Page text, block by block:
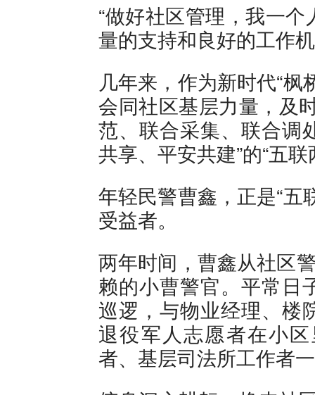
“做好社区管理，我一
量的支持和良好的工作
几年来，作为新时代“
会同社区基层力量，及
范、联合采集、联合调
共享、平安共建”的“五
年轻民警曹鑫，正是“五
受益者。
两年时间，曹鑫从社区
赖的小曹警官。平常日
巡逻，与物业经理、楼
退役军人志愿者在小
者、基层司法所工作者